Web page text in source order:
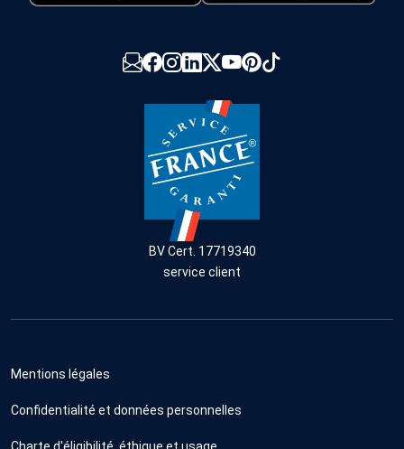
BV Cert. 17719340
service client
Mentions légales
Confidentialité et données personnelles
Charte d'éligibilité, éthique et usage